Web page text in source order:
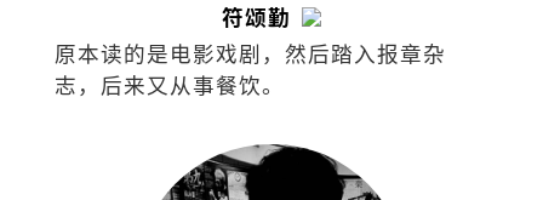
符颂勤
原本读的是电影戏剧，然后踏入报章杂
志，后来又从事餐饮。